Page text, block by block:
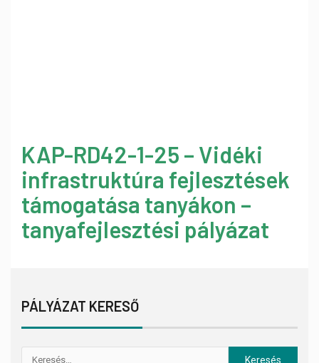
KAP-RD42-1-25 – Vidéki
infrastruktúra fejlesztések
támogatása tanyákon –
tanyafejlesztési pályázat
PÁLYÁZAT KERESŐ